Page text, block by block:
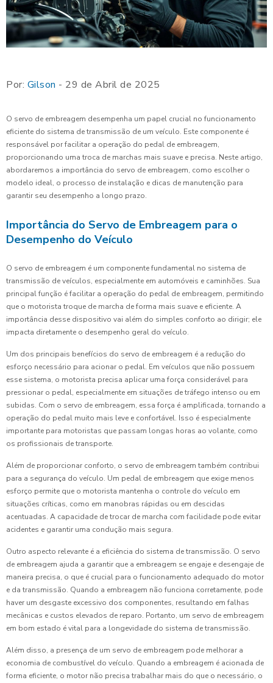
Por: Gilson - 29 de Abril de 2025
O servo de embreagem desempenha um papel crucial no funcionamento
eficiente do sistema de transmissão de um veículo. Este componente é
responsável por facilitar a operação do pedal de embreagem,
proporcionando uma troca de marchas mais suave e precisa. Neste artigo,
abordaremos a importância do servo de embreagem, como escolher o
modelo ideal, o processo de instalação e dicas de manutenção para
garantir seu desempenho a longo prazo.
Importância do Servo de Embreagem para o
Desempenho do Veículo
O servo de embreagem é um componente fundamental no sistema de
transmissão de veículos, especialmente em automóveis e caminhões. Sua
principal função é facilitar a operação do pedal de embreagem, permitindo
que o motorista troque de marcha de forma mais suave e eficiente. A
importância desse dispositivo vai além do simples conforto ao dirigir; ele
impacta diretamente o desempenho geral do veículo.
Um dos principais benefícios do servo de embreagem é a redução do
esforço necessário para acionar o pedal. Em veículos que não possuem
esse sistema, o motorista precisa aplicar uma força considerável para
pressionar o pedal, especialmente em situações de tráfego intenso ou em
subidas. Com o servo de embreagem, essa força é amplificada, tornando a
operação do pedal muito mais leve e confortável. Isso é especialmente
importante para motoristas que passam longas horas ao volante, como
os profissionais de transporte.
Além de proporcionar conforto, o servo de embreagem também contribui
para a segurança do veículo. Um pedal de embreagem que exige menos
esforço permite que o motorista mantenha o controle do veículo em
situações críticas, como em manobras rápidas ou em descidas
acentuadas. A capacidade de trocar de marcha com facilidade pode evitar
acidentes e garantir uma condução mais segura.
Outro aspecto relevante é a eficiência do sistema de transmissão. O servo
de embreagem ajuda a garantir que a embreagem se engaje e desengaje de
maneira precisa, o que é crucial para o funcionamento adequado do motor
e da transmissão. Quando a embreagem não funciona corretamente, pode
haver um desgaste excessivo dos componentes, resultando em falhas
mecânicas e custos elevados de reparo. Portanto, um servo de embreagem
em bom estado é vital para a longevidade do sistema de transmissão.
Além disso, a presença de um servo de embreagem pode melhorar a
economia de combustível do veículo. Quando a embreagem é acionada de
forma eficiente, o motor não precisa trabalhar mais do que o necessário, o